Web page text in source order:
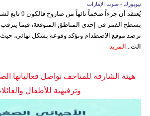
نيويورك - صوت الإمارات
يُعتقد أن جزءاً
بسطح القمر في إحدى المناطق المتوقعة، فيما يترقب
ترصد موقع الاصطدام وتؤكد وقوعه بشكل نهائي،
الت...
المزيد
هيئة الشارقة للمتاحف تواصل فعالياتها
وترفيهية للأطفال